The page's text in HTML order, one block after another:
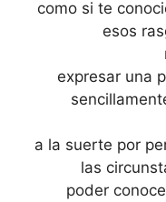
como si te
esos
expresar una
a la suerte por
las
poder